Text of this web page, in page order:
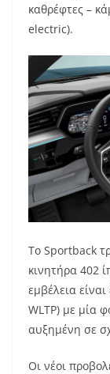
καθρέφτες –
electric).
Το Sportback
κινητήρα 402
εμβέλεια
WLTP) με μία
αυξημένη σε
Οι νέοι